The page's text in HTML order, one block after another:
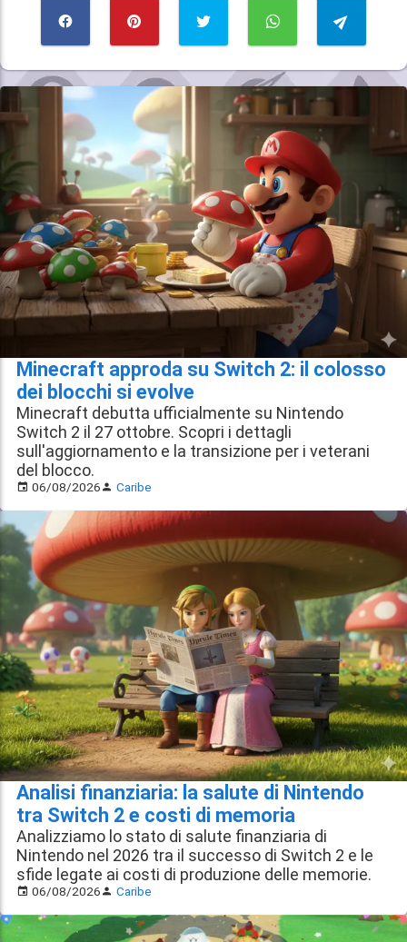
Minecraft approda su Switch 2: il colosso
dei blocchi si evolve
Minecraft debutta ufficialmente su Nintendo
Switch 2 il 27 ottobre. Scopri i dettagli
sull'aggiornamento e la transizione per i veterani
del blocco.
06/08/2026 Caribe
Analisi finanziaria: la salute di Nintendo
tra Switch 2 e costi di memoria
Analizziamo lo stato di salute finanziaria di
Nintendo nel 2026 tra il successo di Switch 2 e le
sfide legate ai costi di produzione delle memorie.
06/08/2026 Caribe